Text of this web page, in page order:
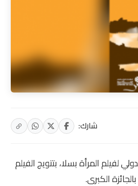
شارك:
فعاليات الدورة الـ 18 للمهرجان الدولي لفيلم المرأة بسلا، بتتويج الفيلم